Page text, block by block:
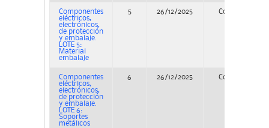
Componentes
eléctricos,
electrónicos,
de protección
y embalaje.
LOTE 5:
Material
embalaje
5 26/12/2025 Concurso
Componentes
eléctricos,
electrónicos,
de protección
y embalaje.
LOTE 6:
Soportes
metálicos
6 26/12/2025 Concurso